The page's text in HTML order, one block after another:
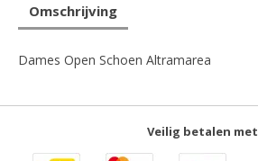
Omschrijving
Dames Open Schoen Altramarea
Veilig betalen met